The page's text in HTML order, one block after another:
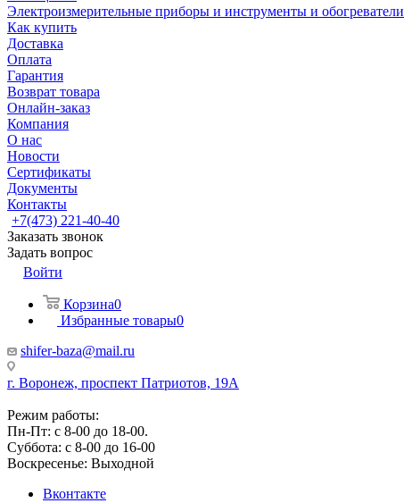
Электроизмерительные приборы и инструменты и обогреватели
Как купить
Доставка
Оплата
Гарантия
Возврат товара
Онлайн-заказ
Компания
О нас
Новости
Сертификаты
Документы
Контакты
+7(473) 221-40-40
Заказать звонок
Задать вопрос
Войти
Корзина0
Избранные товары0
shifer-baza@mail.ru
г. Воронеж, проспект Патриотов, 19А
Режим работы:
Пн-Пт: с 8-00 до 18-00.
Суббота: с 8-00 до 16-00
Воскресенье: Выходной
Вконтакте